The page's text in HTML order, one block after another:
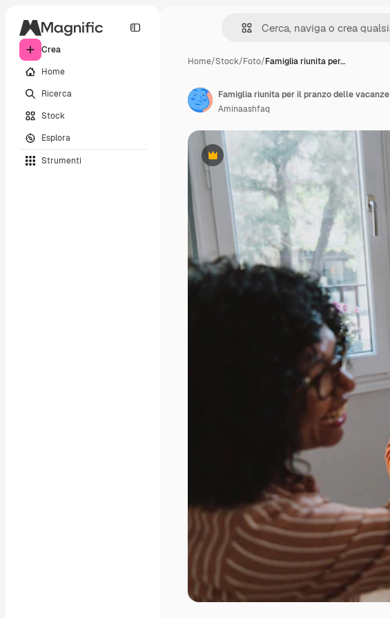
Crea
Home
Ricerca
Stock
Esplora
Strumenti
Home/Stock/Foto/Famiglia riunita per…
Premium
Famiglia riunita per il pranzo delle vacanze
Aminaashfaq